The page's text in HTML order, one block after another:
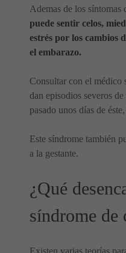
Ademas de los síntomas
puede sentir celos,
estrés por los cambios
el embarazo.
Consultar con el médico
dan episodios severos
pasado unos días de
Este síndrome también
a la gestante.
¿Qué
síndrome de
Existen varias teorías